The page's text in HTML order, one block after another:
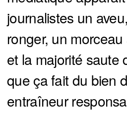
journalistes un
ronger, un
et la majorité saute
que ça fait du bien
entraîneur